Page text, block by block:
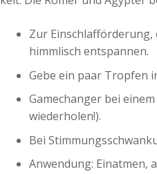
Zur Einschlafförderung,
himmlisch entspannen.
Gebe ein paar Tropfen
Gamechanger bei
wiederholen!).
Bei
Anwendung: Einatmen,